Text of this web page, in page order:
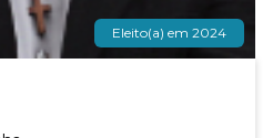
Eleito(a) em 2024